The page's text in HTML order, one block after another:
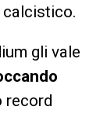
calcistico.
gli vale
record